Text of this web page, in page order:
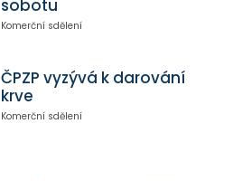
sobotu
Komerční sdělení
ČPZP vyzývá k darování
krve
Komerční sdělení